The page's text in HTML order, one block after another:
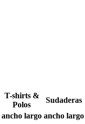
T-shirts &
Polos
Sudaderas
ancho largo ancho largo